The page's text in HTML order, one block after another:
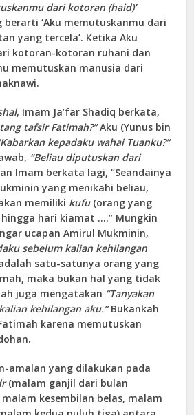
dari kotoran (haid)’
berarti ‘Aku memutuskanmu dari
yang tercela’. Ketika Aku
kotoran-kotoran ruhani dan
memutuskan manusia dari
, Imam Ja’far Shadiq berkata,
tafsir Fatimah?”Aku (Yunus bin
kepadaku wahai Tuanku?”
“Beliau diputuskan dari
Imam berkata lagi, “Seandainya
yang menikahi beliau,
memiliki kufu (orang yang
hari kiamat ….” Mungkin
ucapan Amirul Mukminin,
sebelum kalian kehilangan
satu-satunya orang yang
maka bukan hal yang tidak
juga mengatakan “Tanyakan
kehilangan aku.”Bukankah
karena memutuskan
amalan yang dilakukan pada
(malam ganjil dari bulan
kesembilan belas, malam